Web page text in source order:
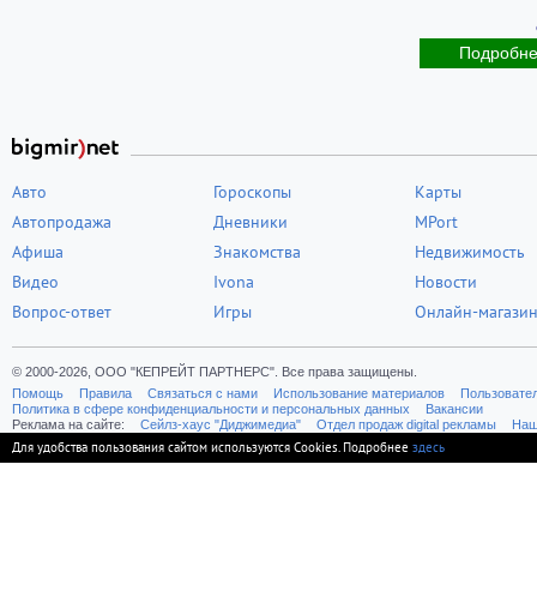
Авто
Автопродажа
Афиша
Видео
Вопрос-ответ
Гороскопы
Дневники
Знакомства
Ivona
Игры
Карты
MPort
Недвижимость
Новости
Онлайн-магазин
© 2000-2026, ООО "КЕПРЕЙТ ПАРТНЕРС". Все права защищены.
Помощь
Правила Связаться с нами Использование материалов
Политика в сфере конфиденциальности и персональных данных
Вакансии
Реклама на сайте:
Cейлз-хаус "Диджимедиа" Отдел продаж digital рекламы
Для удобства пользования сайтом используются Cookies. Подробнее здесь